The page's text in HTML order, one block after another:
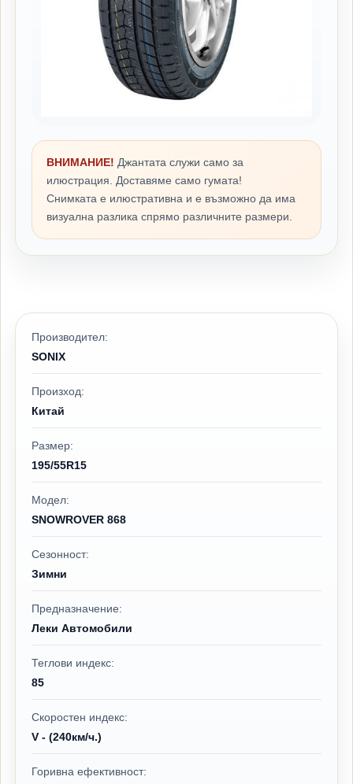
ВНИМАНИЕ! Джантата служи само за
илюстрация. Доставяме само гумата!
Снимката е илюстративна и е възможно да има
визуална разлика спрямо различните размери.
Производител:
SONIX
Произход:
Китай
Размер:
195/55R15
Модел:
SNOWROVER 868
Сезонност:
Зимни
Предназначение:
Леки Автомобили
Теглови индекс:
85
Скоростен индекс:
V - (240км/ч.)
Горивна ефективност: